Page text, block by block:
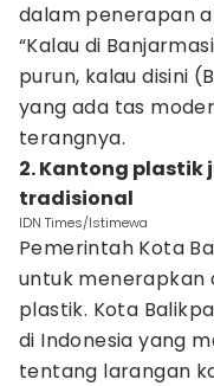
dalam penerapan
“Kalau di
purun, kalau disini
yang ada tas
terangnya.
2. Kantong
tradisional
IDN Times/Istimewa
Pemerintah Kota
untuk menerapkan
plastik. Kota
di Indonesia yang
tentang larangan